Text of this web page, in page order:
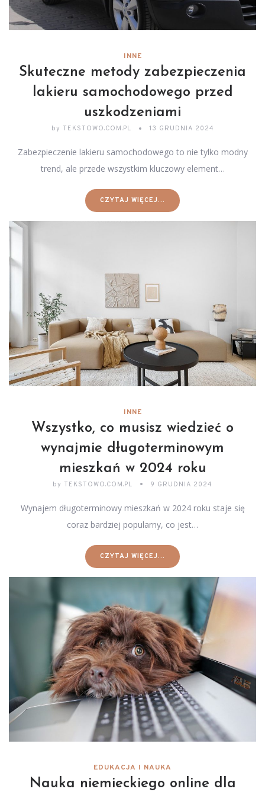
INNE
Skuteczne metody zabezpieczenia
lakieru samochodowego przed
uszkodzeniami
by TEKSTOWO.COM.PL 13 GRUDNIA 2024
Zabezpieczenie lakieru samochodowego to nie tylko modny
trend, ale przede wszystkim kluczowy element…
CZYTAJ WIĘCEJ...
INNE
Wszystko, co musisz wiedzieć o
wynajmie długoterminowym
mieszkań w 2024 roku
by TEKSTOWO.COM.PL 9 GRUDNIA 2024
Wynajem długoterminowy mieszkań w 2024 roku staje się
coraz bardziej popularny, co jest…
CZYTAJ WIĘCEJ...
EDUKACJA I NAUKA
Nauka niemieckiego online dla